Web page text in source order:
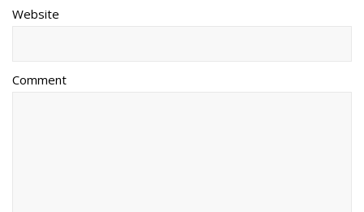
Website
Comment